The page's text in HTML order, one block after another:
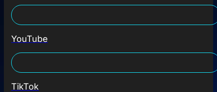
YouTube
TikTok